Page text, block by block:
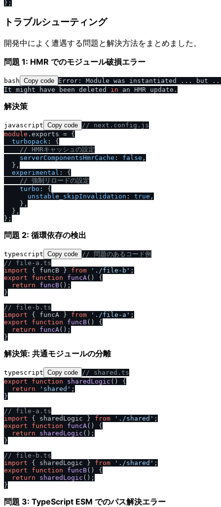
トラブルシューティング
開発中によく遭遇する問題と解決方法をまとめました。
問題 1: HMR でのモジュール破損エラー
bash Copy code Error: Module was instantiated ... but
It might have been deleted in
解決策
javascript Copy code / / next.config.js
module . exports = {
turbopack : {
/ / HMRキャッシュの設定
serverComponentsHmrCache : false ,
  },
experimental : {
/ / 強制リロードの設定
turbo : {
unstable_skipInvalidation : true ,
    },
  },
問題 2: 循環依存の検出
typescript Copy code / / 問題のあるコード例
/ / file-a.ts
import { funcB } from '. /file-b'
export
function funcA( ) {
return
funcB();
}
/ / file-b.ts
import { funcA } from '. /file-a'
export
function funcB( ) {
return
funcA();
解決策: 共通モジュールの分離
typescript Copy code / / shared.ts
export
function sharedLogic ( ) {
return
'shared' ;
}
/ / file-a.ts
import { sharedLogic } from '. /shared'
export
function funcA( ) {
return
sharedLogic ();
}
/ / file-b.ts
import { sharedLogic } from '. /shared'
export
function funcB( ) {
return
sharedLogic ();
問題 3: TypeScript ESM でのパス解決エラー